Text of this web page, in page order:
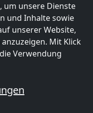
um unsere Dienste
und Inhalte sowie
unserer Website,
Mit Klick
Verwendung